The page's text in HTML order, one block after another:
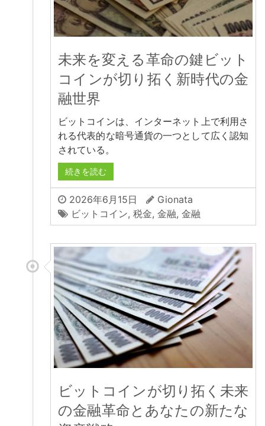
未来を変える革命の鍵ビット
コインが切り拓く新時代の金
融世界
ビットコインは、インターネット上で利用さ
れる代表的な暗号通貨の一つとして広く認知
されている。
続きを読む
2026年6月15日
Gionata
ビットコイン, 税金, 金融, 金融
ビットコインが切り拓く未来
の金融革命とあなたの新たな